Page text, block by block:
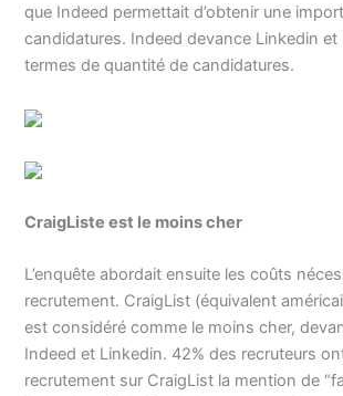
que Indeed permettait d’obtenir une
candidatures. Indeed devance Linkedin et
termes de quantité de candidatures.
CraigListe est le moins cher
L’enquête abordait ensuite les coûts
recrutement. CraigList (équivalent
est considéré comme le moins cher,
Indeed et Linkedin. 42% des recruteurs
recrutement sur CraigList la mention de